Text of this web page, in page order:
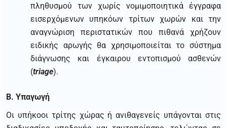
πληθυσμού των χωρίς νομιμοποιητικά έγγραφα
εισερχόμενων υπηκόων τρίτων χωρών και την
αναγνώριση περιστατικών που πιθανά χρήζουν
ειδικής αρωγής θα χρησιμοποιείται το σύστημα
διάγνωσης και έγκαιρου εντοπισμού ασθενών
(triage).
Β. Υπαγωγή
Οι υπήκοοι τρίτης χώρας ή ανιθαγενείς υπάγονται στις